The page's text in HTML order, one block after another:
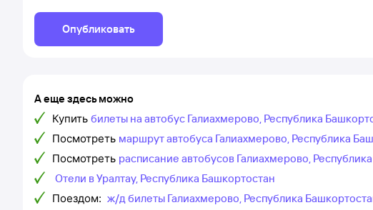
Опубликовать
А еще здесь можно
Купить билеты на автобус Галиахмерово, Республика
Посмотреть маршрут автобуса Галиахмерово, Республика
Посмотреть расписание автобусов Галиахмерово,
Отели в Уралтау, Республика Башкортостан
Поездом: ж/д билеты Галиахмерово, Республика